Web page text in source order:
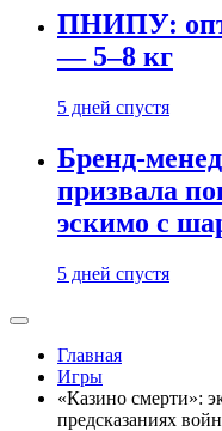
ПНИПУ:
— 5–8 кг
5 дней спустя
Бренд-
призвала
эскимо с
5 дней спустя
Главная
Игры
«Казино смерти»:
предсказаниях